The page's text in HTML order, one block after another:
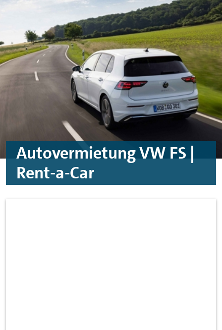
Skip to main content
Skip to footer
Autovermietung VW FS |
Rent-a-Car